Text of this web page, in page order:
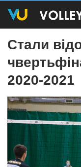
Стали
2020-2021